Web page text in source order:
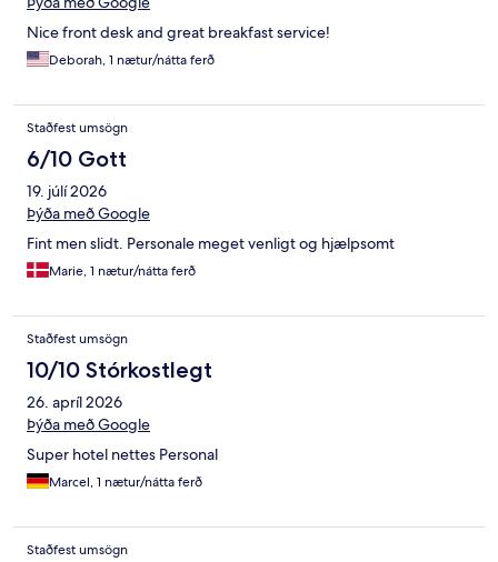
Nice front desk and great breakfast service!
Deborah, 1 nætur/nátta ferð
Staðfest umsögn
6/10 Gott
19. júlí 2026
Þýða með Google
Fint men slidt. Personale meget venligt og hjælpsomt
Marie, 1 nætur/nátta ferð
Staðfest umsögn
10/10 Stórkostlegt
26. apríl 2026
Þýða með Google
Super hotel nettes Personal
Marcel, 1 nætur/nátta ferð
Staðfest umsögn